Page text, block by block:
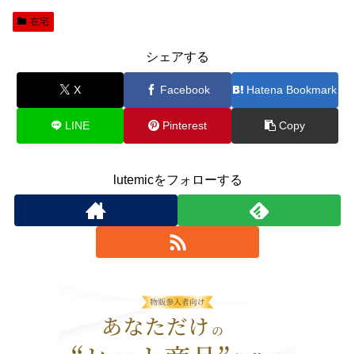
在宅
シェアする
X Facebook Hatena Bookmark
LINE Pinterest Copy
lutemicをフォローする